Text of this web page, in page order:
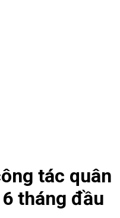
tác quân
tháng đầu